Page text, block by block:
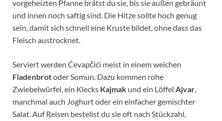
vorgeheizten Pfanne brätst du sie, bis sie außen gebräunt
und innen noch saftig sind. Die Hitze sollte hoch genug
sein, damit sich schnell eine Kruste bildet, ohne dass das
Fleisch austrocknet.
Serviert werden Ćevapčići meist in einem weichen
Fladenbrotoder Somun. Dazu kommen rohe
Zwiebelwürfel, ein Klecks Kajmak und ein Löffel Ajvar,
manchmal auch Joghurt oder ein einfacher gemischter
Salat. Auf Reisen bestellst du sie oft nach Stückzahl,